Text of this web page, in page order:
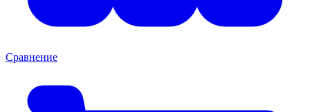
Сравнение